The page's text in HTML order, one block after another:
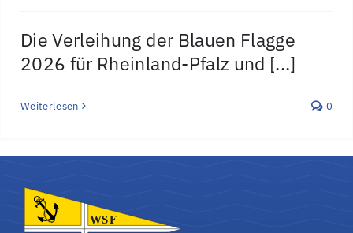
Die Verleihung der Blauen Flagge
2026 für Rheinland-Pfalz und [...]
Weiterlesen 0